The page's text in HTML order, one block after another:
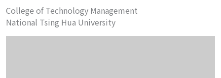
College of Technology Management
National Tsing Hua University